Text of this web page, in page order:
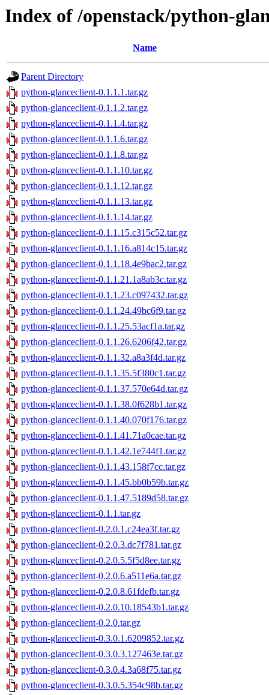
Index of /openstack/python-
Name
Parent Directory
python-glanceclient-0.1.1.1.tar.gz
python-glanceclient-0.1.1.2.tar.gz
python-glanceclient-0.1.1.4.tar.gz
python-glanceclient-0.1.1.6.tar.gz
python-glanceclient-0.1.1.8.tar.gz
python-glanceclient-0.1.1.10.tar.gz
python-glanceclient-0.1.1.12.tar.gz
python-glanceclient-0.1.1.13.tar.gz
python-glanceclient-0.1.1.14.tar.gz
python-glanceclient-0.1.1.15.c315c52.tar.gz
python-glanceclient-0.1.1.16.a814c15.tar.gz
python-glanceclient-0.1.1.18.4e9bac2.tar.gz
python-glanceclient-0.1.1.21.1a8ab3c.tar.gz
python-glanceclient-0.1.1.23.c097432.tar.gz
python-glanceclient-0.1.1.24.49bc6f9.tar.gz
python-glanceclient-0.1.1.25.53acf1a.tar.gz
python-glanceclient-0.1.1.26.6206f42.tar.gz
python-glanceclient-0.1.1.32.a8a3f4d.tar.gz
python-glanceclient-0.1.1.35.5f380c1.tar.gz
python-glanceclient-0.1.1.37.570e64d.tar.gz
python-glanceclient-0.1.1.38.0f628b1.tar.gz
python-glanceclient-0.1.1.40.070f176.tar.gz
python-glanceclient-0.1.1.41.71a0cae.tar.gz
python-glanceclient-0.1.1.42.1e744f1.tar.gz
python-glanceclient-0.1.1.43.158f7cc.tar.gz
python-glanceclient-0.1.1.45.bb0b59b.tar.gz
python-glanceclient-0.1.1.47.5189d58.tar.gz
python-glanceclient-0.1.1.tar.gz
python-glanceclient-0.2.0.1.c24ea3f.tar.gz
python-glanceclient-0.2.0.3.dc7f781.tar.gz
python-glanceclient-0.2.0.5.5f5d8ee.tar.gz
python-glanceclient-0.2.0.6.a511e6a.tar.gz
python-glanceclient-0.2.0.8.61fdefb.tar.gz
python-glanceclient-0.2.0.10.18543b1.tar.gz
python-glanceclient-0.2.0.tar.gz
python-glanceclient-0.3.0.1.6209852.tar.gz
python-glanceclient-0.3.0.3.127463e.tar.gz
python-glanceclient-0.3.0.4.3a68f75.tar.gz
python-glanceclient-0.3.0.5.354c98b.tar.gz